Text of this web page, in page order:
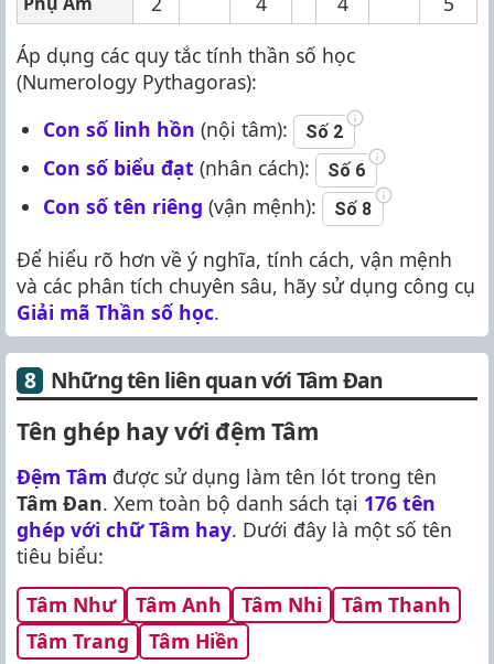
Áp dụng các quy tắc tính thần số học
(Numerology Pythagoras):
Con số linh hồn (nội tâm): Số 2
Con số biểu đạt (nhân cách): Số 6
Con số tên riêng (vận mệnh): Số 8
Để hiểu rõ hơn về ý nghĩa, tính cách, vận mệnh
và các phân tích chuyên sâu, hãy sử dụng công cụ
Giải mã Thần số học.
Những tên liên quan với Tâm Đan
Tên ghép hay với đệm Tâm
Đệm Tâm được sử dụng làm tên lót trong tên
Tâm Đan. Xem toàn bộ danh sách tại 176 tên
ghép với chữ Tâm hay. Dưới đây là một số tên
tiêu biểu:
Tâm Như
Tâm Anh Tâm Nhi
Tâm Thanh
Tâm Trang
Tâm Hiền